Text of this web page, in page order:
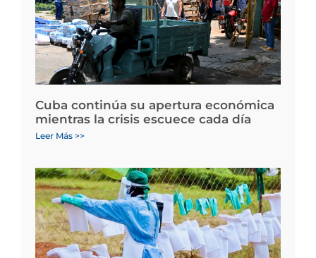
Cuba continúa su apertura económica
mientras la crisis escuece cada día
Leer Más >>